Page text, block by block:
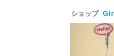
ショップ